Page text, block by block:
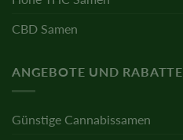
CBD Samen
ANGEBOTE UND RABATTE
Günstige Cannabissamen